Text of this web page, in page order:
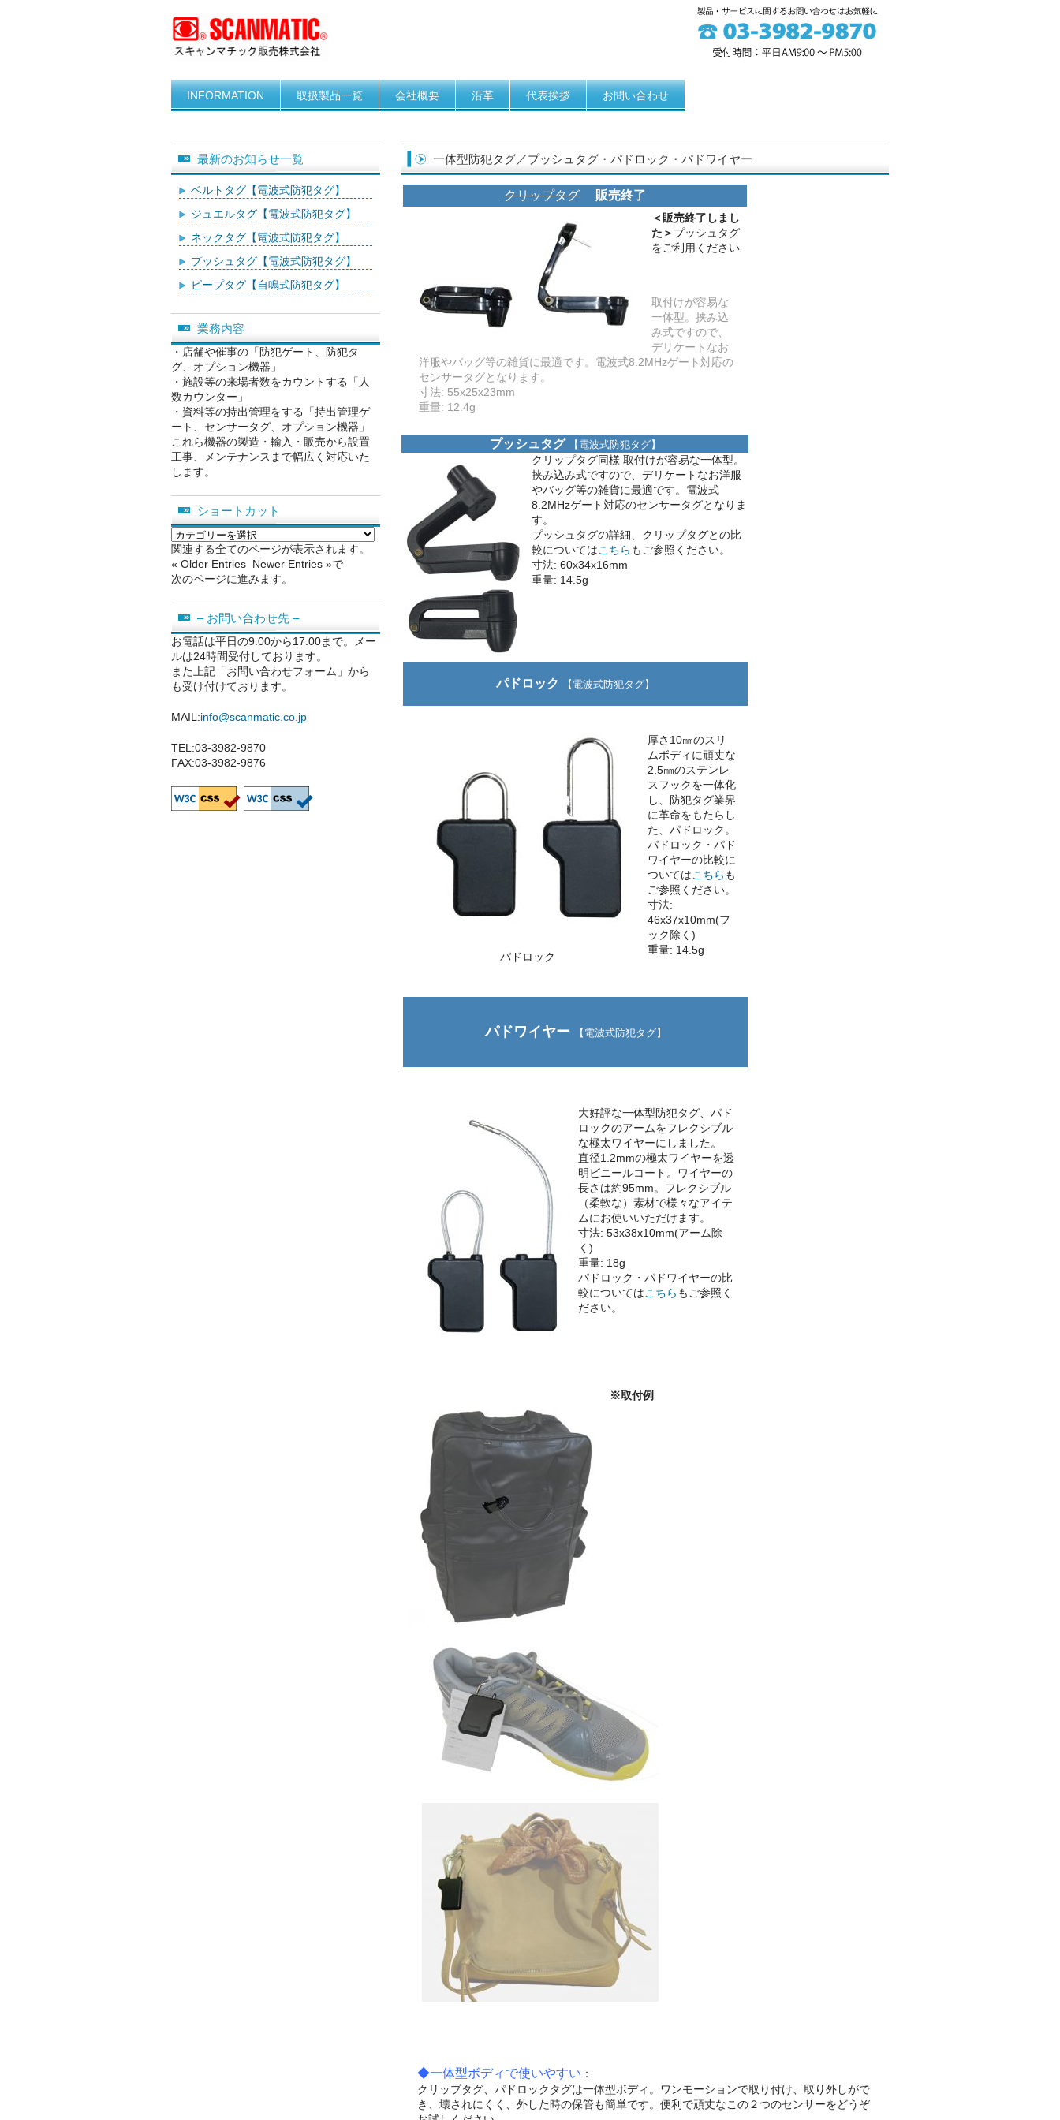
INFORMATION 取扱製品一覧 会社概要 沿革 代表挨拶 お問い合わせ
一体型防犯タグ／プッシュタグ・パドロック・パドワイヤー
クリップタグ 販売終了
＜販売終了しまし
た＞ プッシュタグ
をご利用ください
取付けが容易な
一体型。挟み込
み式ですので、
デリケートなお
洋服やバッグ等の雑貨に最適です。電波式8.2MHzゲート対応の
センサータグとなります。
寸法: 55x25x23mm
重量: 12.4g
プッシュタグ 【電波式防犯タグ】
クリップタグ同様 取付けが容易な一体型。
挟み込み式ですので、デリケートなお洋服
やバッグ等の雑貨に最適です。電波式
8.2MHzゲート対応のセンサータグとなりま
す。
プッシュタグの詳細、クリップタグとの比
較についてはこちら もご参照ください。
寸法: 60x34x16mm
重量: 14.5g
パドロック 【電波式防犯タグ】
パドロック
厚さ10㎜のスリ
ムボディに頑丈な
2.5㎜のステンレ
スフックを一体化
し、防犯タグ業界
に革命をもたらし
た、パドロック。
パドロック・パド
ワイヤーの比較に
ついてはこちら も
ご参照ください。
寸法:
46x37x10mm(フ
ック除く)
重量: 14.5g
パドワイヤー 【電波式防犯タグ】
大好評な一体型防犯タグ、パド
ロックのアームをフレクシブル
な極太ワイヤーにしました。
直径1.2mmの極太ワイヤーを透
明ビニールコート。ワイヤーの
長さは約95mm。フレクシブル
（柔軟な）素材で様々なアイテ
ムにお使いいただけます。
寸法: 53x38x10mm(アーム除
く)
重量: 18g
パドロック・パドワイヤーの比
較についてはこちら もご参照く
ださい。
※取付例
◆一体型ボディで使いやすい ：
クリップタグ、パドロックタグは一体型ボディ。ワンモーションで取り付け、取り外しがで
き、壊されにくく、外した時の保管も簡単です。便利で頑丈なこの２つのセンサーをどうぞ
最新のお知らせ一覧
ベルトタグ【電波式防犯タグ】
ジュエルタグ【電波式防犯タグ】
ネックタグ【電波式防犯タグ】
プッシュタグ【電波式防犯タグ】
ビープタグ【自鳴式防犯タグ】
業務内容
・店舗や催事の「防犯ゲート、防犯タ
グ、オプション機器」
・施設等の来場者数をカウントする「人
数カウンター」
・資料等の持出管理をする「持出管理ゲ
ート、センサータグ、オプション機器」
これら機器の製造・輸入・販売から設置
工事、メンテナンスまで幅広く対応いた
します。
ショートカット
シ
ョ
ー
ト
ト
関連する全てのページが表示されます。
« Older Entries Newer Entries »で
次のページに進みます。
– お問い合わせ先 –
お電話は平日の9:00から17:00まで。メー
ルは24時間受付しております。
また上記「お問い合わせフォーム」から
も受け付けております。
MAIL:info@scanmatic.co.jp
TEL:03-3982-9870
FAX:03-3982-9876